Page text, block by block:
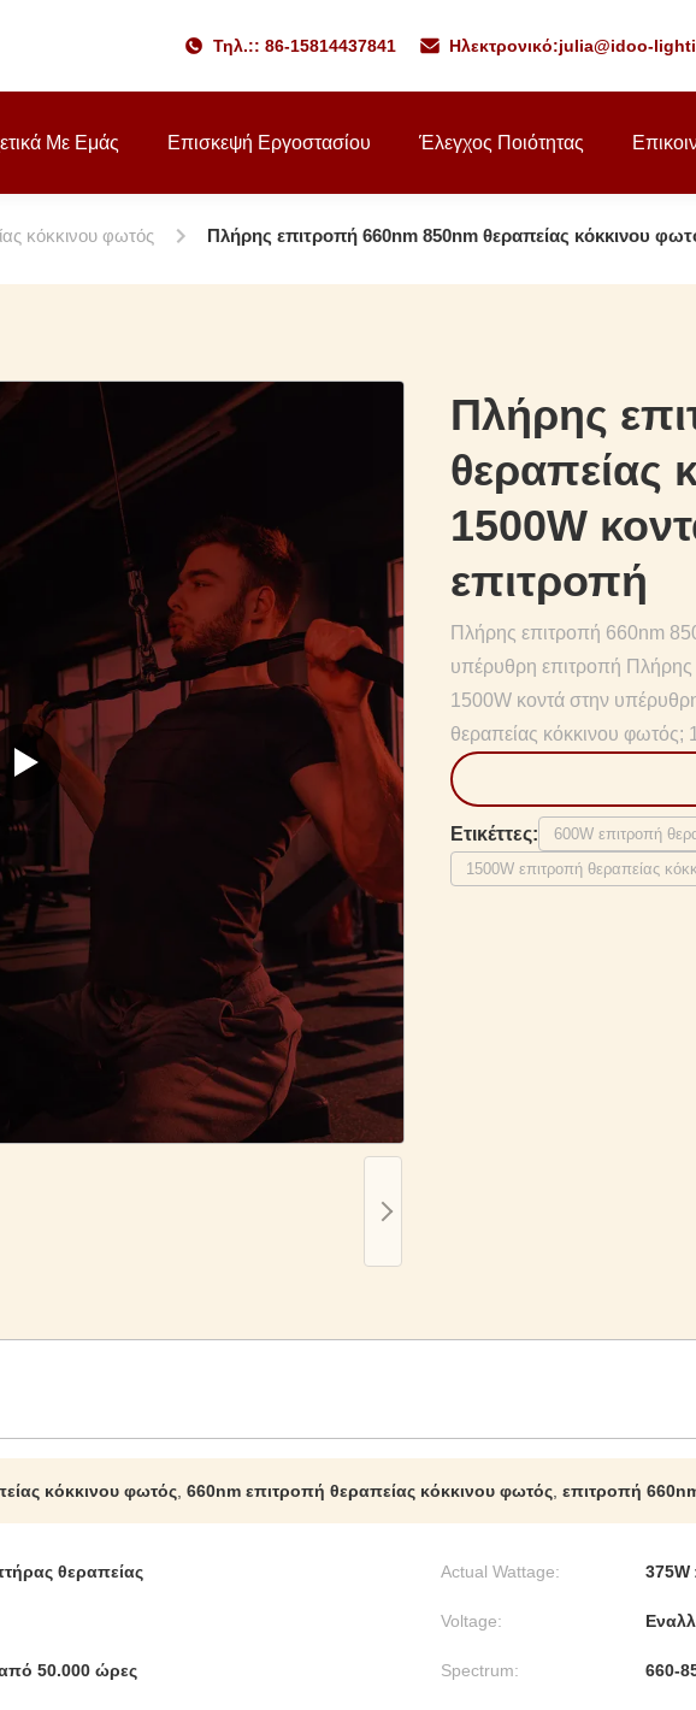
Τηλ.:: 86-15814437841 Ηλεκτρονικό:julia@idoo-
Με Εμάς Επισκεψή Εργοστασίου Έλεγχος Ποιότητας
κόκκινου φωτός Πλήρης επιτροπή 660nm 850nm θεραπείας κόκκινου
Πλήρης
θεραπείας
1500W
επιτροπή
Πλήρης επιτροπή 660nm
υπέρυθρη επιτροπή
1500W κοντά στην
θεραπείας κόκκινου φωτός;
Ετικέττες: 600W επιτροπή
1500W επιτροπή θεραπείας
κόκκινου φωτός 660nm επιτροπή θεραπείας κόκκινου φωτός επιτροπή
θεραπείας Actual Wattage: 375W
Voltage:
50.000 ώρες Spectrum: 660-